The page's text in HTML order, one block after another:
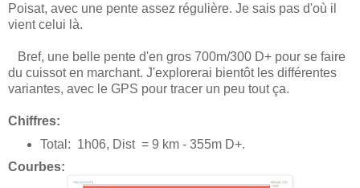
Poisat, avec une pente assez régulière. Je sais pas d'où il
vient celui là.
Bref, une belle pente d'en gros 700m/300 D+ pour se faire
du cuissot en marchant. J'explorerai bientôt les différentes
variantes, avec le GPS pour tracer un peu tout ça.
Chiffres:
Total: 1h06, Dist = 9 km - 355m D+.
Courbes: